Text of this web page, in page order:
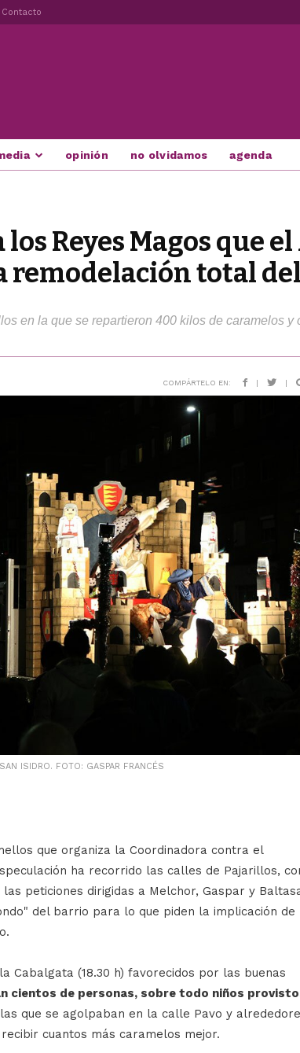
Contacto
opinión no olvidamos agenda
Reyes Magos que
remodelación total
en la que se repartieron 400 kilos de caramelos y
COMPÁRTELO EN: | |
ISIDRO. FOTO: GASPAR FRANCÉS
que organiza la Coordinadora contra el
ha recorrido las calles de Pajarillos,
peticiones dirigidas a Melchor, Gaspar y
del barrio para lo que piden la implicación de
Cabalgata (18.30 h) favorecidos por las buenas
cientos de personas, sobre todo niños
que se agolpaban en la calle Pavo y
cuantos más caramelos mejor.